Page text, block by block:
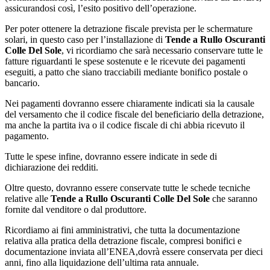
assicurandosi così, l’esito positivo dell’operazione.
Per poter ottenere la detrazione fiscale prevista per le schermature
solari, in questo caso per l’installazione di Tende a Rullo Oscuranti
Colle Del Sole, vi ricordiamo che sarà necessario conservare tutte le
fatture riguardanti le spese sostenute e le ricevute dei pagamenti
eseguiti, a patto che siano tracciabili mediante bonifico postale o
bancario.
Nei pagamenti dovranno essere chiaramente indicati sia la causale
del versamento che il codice fiscale del beneficiario della detrazione,
ma anche la partita iva o il codice fiscale di chi abbia ricevuto il
pagamento.
Tutte le spese infine, dovranno essere indicate in sede di
dichiarazione dei redditi.
Oltre questo, dovranno essere conservate tutte le schede tecniche
relative alle Tende a Rullo Oscuranti Colle Del Sole che saranno
fornite dal venditore o dal produttore.
Ricordiamo ai fini amministrativi, che tutta la documentazione
relativa alla pratica della detrazione fiscale, compresi bonifici e
documentazione inviata all’ENEA,dovrà essere conservata per dieci
anni, fino alla liquidazione dell’ultima rata annuale.